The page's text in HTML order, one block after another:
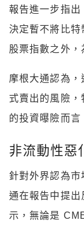
報告進一步指出
決定暫不將比
股票指數之外，
摩根大通認為
式賣出的風險
的投資曝險而言
非流動性惡
針對外界認為
通在報告中提出
示，無論是